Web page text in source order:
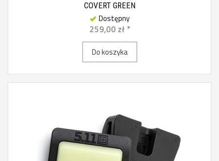
COVERT GREEN
Dostępny
259,00 zł *
Do koszyka